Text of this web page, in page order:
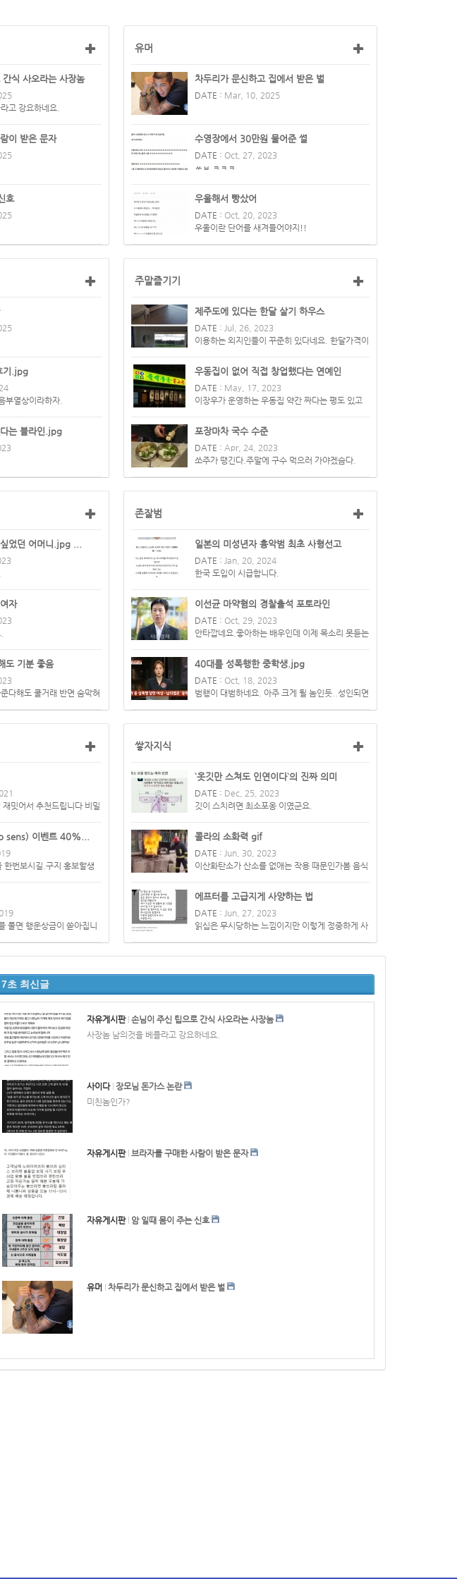
식 사오라는 사장놈
고 강요하네요.
이 받은 문자
호
유머
차두리가 문신하고 집에서 받은 벌
DATE : Mar, 10, 2025
수영장에서 30만원 물어준 썰
DATE : Oct, 27, 2023
ㅆㅂ ㅋㅋㅋ
우울해서 빵샀어
DATE : Oct, 20, 2023
우울이란 단어를 새겨들어야지!!
기.jpg
부열상이라하자.
는 블라인.jpg
주말즐기기
제주도에 있다는 한달 살기 하우스
DATE : Jul, 26, 2023
이용하는 외지인들이 꾸준히 있다네요. 한달가격이
우동집이 없어 직접 창업했다는 연예인
DATE : May, 17, 2023
이장우가 운영하는 우동집 약간 짜다는 평도 있고
포장마차 국수 수준
DATE : Apr, 24, 2023
쏘주가 땡긴다.주말에 구수 먹으러 가야겠슴다.
었던 어머니.jpg ...
자
도 기분 좋음
다해도 쿨거래 반면 숨막혀
존잘범
일본의 미성년자 흉악범 최초 사형선고
DATE : Jan, 20, 2024
한국 도입이 시급합니다.
이선균 마약혐의 경찰출석 포토라인
DATE : Oct, 29, 2023
안타깝네요.좋아하는 배우인데 이제 목소리 못듣는
40대를 성폭행한 중학생.jpg
DATE : Oct, 18, 2023
범행이 대범하네요. 아주 크게 될 놈인듯..성인되면
밋어서 추천드립니다 비밀
sens) 이벤트 40%...
번보시길.구지 홍보할생
풀면 행운상금이 쏟아집니
쌓자지식
`옷깃만 스쳐도 인연이다`의 진짜 의미
DATE : Dec, 25, 2023
깃이 스치려면 최소포옹 이였군요.
콜라의 소화력 gif
DATE : Jun, 30, 2023
이산화탄소가 산소를 없애는 작용 때문인가봄 음식
에프터를 고급지게 사양하는 법
DATE : Jun, 27, 2023
읽십은 무시당하는 느낌이지만 이렇게 정중하게 사
7초 최신글
자유게시판 손님이 주신 팁으로 간식 사오라는 사장놈
사장놈 남의것을 베플라고 강요하네요.
사이다
장모님 돈가스 논란
미친놈인가?
자유게시판 브라자를 구매한 사람이 받은 문자
자유게시판 암 일때 몸이 주는 신호
유머 차두리가 문신하고 집에서 받은 벌